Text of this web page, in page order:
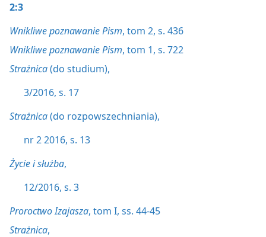
2:3
Wnikliwe poznawanie Pism, tom 2, s. 436
Wnikliwe poznawanie Pism, tom 1, s. 722
Strażnica(do studium),
3/2016, s. 17
Strażnica(do rozpowszechniania),
nr 2 2016, s. 13
Życie i służba,
12/2016, s. 3
Proroctwo Izajasza, tom I, ss. 44-45
Strażnica,